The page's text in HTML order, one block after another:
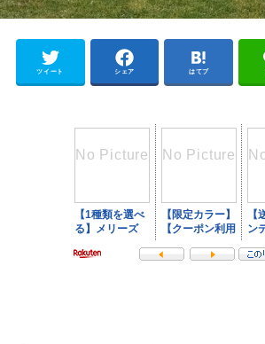
ツイート シェア はてブ